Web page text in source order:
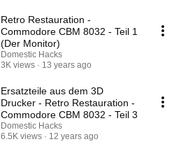
Retro Restauration -
Commodore CBM 8032 - Teil 1
(Der Monitor)
Domestic Hacks
3K views
13 years ago
Ersatzteile aus dem 3D
Drucker - Retro Restauration -
Commodore CBM 8032 - Teil 3
Domestic Hacks
6.5K views
12 years ago